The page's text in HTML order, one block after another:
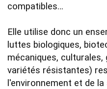
compatibles…
Elle utilise donc un
luttes biologiques,
mécaniques, culturales,
variétés résistantes)
l'environnement et de